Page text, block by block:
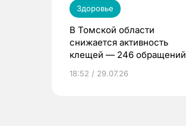
Здоровье
В Томской области
снижается активность
клещей — 246 обращений
18:52 / 29.07.26